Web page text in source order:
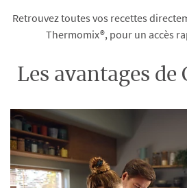
Retrouvez toutes vos recettes
Thermomix®, pour un accès
Les avantages